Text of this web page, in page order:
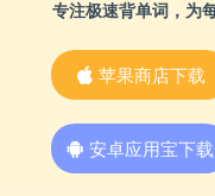
专注极速背单词，为
苹果商店下载
安卓应用宝下载